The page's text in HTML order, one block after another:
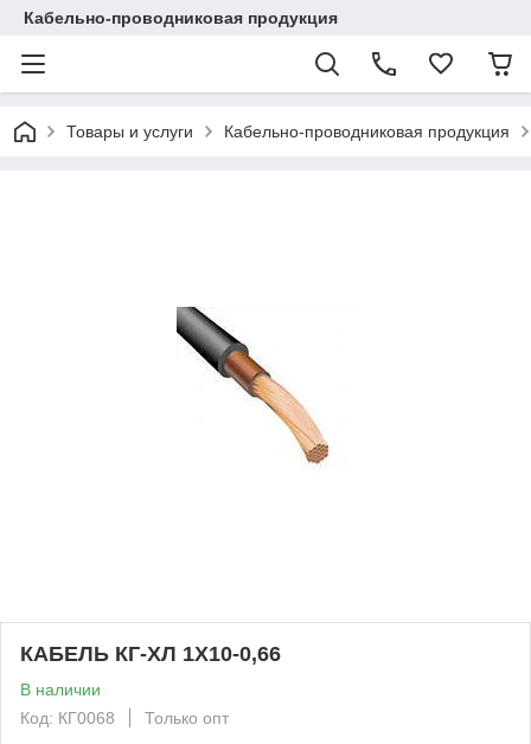
Кабельно-проводниковая продукция
Товары и услуги Кабельно-проводниковая продукция
КАБЕЛЬ КГ-ХЛ 1Х10-0,66
В наличии
Код: КГ0068
Только опт